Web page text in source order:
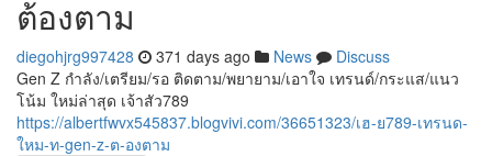
ต้องตาม
diegohjrg997428 371 days ago News
Discuss
Gen Z กำลัง/เตรียม/รอ ติดตาม/พยายาม/เอาใจ เทรนด์/กระแส/แนว
โน้ม ใหม่ล่าสุด เจ้าสัว789
https://albertfwvx545837.blogvivi.com/36651323/เฮ-ย789-เทรนด-
ใหม-ท-gen-z-ต-องตาม